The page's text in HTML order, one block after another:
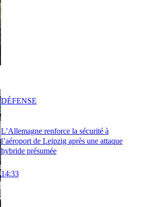
L’Allemagne renforce la sécurité à
l’aéroport de Leipzig après une attaque
hybride présumée
14:33
DÉFENSE